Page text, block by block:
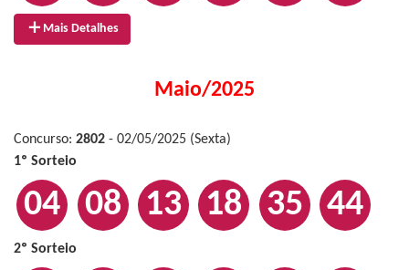
Mais Detalhes
Maio/2025
Concurso: 2802 - 02/05/2025 (Sexta)
1º Sorteio
04 08 13 18 35 44
2º Sorteio